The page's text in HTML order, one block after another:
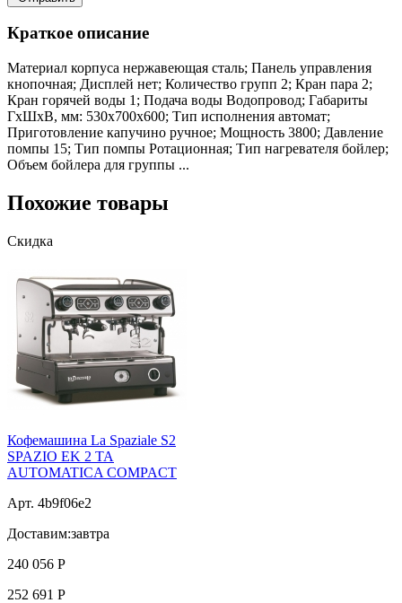
Краткое описание
Материал корпуса нержавеющая сталь; Панель управления
кнопочная; Дисплей нет; Количество групп 2; Кран пара 2;
Кран горячей воды 1; Подача воды Водопровод; Габариты
ГхШхВ, мм: 530х700х600; Тип исполнения автомат;
Приготовление капучино ручное; Мощность 3800; Давление
помпы 15; Тип помпы Ротационная; Тип нагревателя бойлер;
Объем бойлера для группы ...
Похожие товары
Скидка
Кофемашина La Spaziale S2
SPAZIO ЕK 2 TA
AUTOMATICA COMPACT
Арт. 4b9f06e2
Доставим:завтра
240 056 Р
252 691 Р